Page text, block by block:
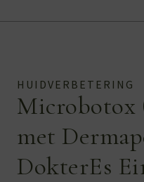
HUIDVERBETERING
Microbotox
met
DokterEs